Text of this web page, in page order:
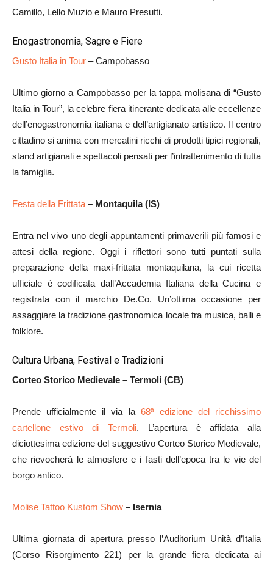
Camillo, Lello Muzio e Mauro Presutti.
Enogastronomia, Sagre e Fiere
Gusto Italia in Tour – Campobasso
Ultimo giorno a Campobasso per la tappa molisana di “Gusto
Italia in Tour”, la celebre fiera itinerante dedicata alle eccellenze
dell’enogastronomia italiana e dell’artigianato artistico. Il centro
cittadino si anima con mercatini ricchi di prodotti tipici regionali,
stand artigianali e spettacoli pensati per l’intrattenimento di tutta
la famiglia.
Festa della Frittata – Montaquila (IS)
Entra nel vivo uno degli appuntamenti primaverili più famosi e
attesi della regione. Oggi i riflettori sono tutti puntati sulla
preparazione della maxi-frittata montaquilana, la cui ricetta
ufficiale è codificata dall’Accademia Italiana della Cucina e
registrata con il marchio De.Co. Un’ottima occasione per
assaggiare la tradizione gastronomica locale tra musica, balli e
folklore.
Cultura Urbana, Festival e Tradizioni
Corteo Storico Medievale – Termoli (CB)
Prende ufficialmente il via la 68ª edizione del ricchissimo
cartellone estivo di Termoli. L’apertura è affidata alla
diciottesima edizione del suggestivo Corteo Storico Medievale,
che rievocherà le atmosfere e i fasti dell’epoca tra le vie del
borgo antico.
Molise Tattoo Kustom Show – Isernia
Ultima giornata di apertura presso l’Auditorium Unità d’Italia
(Corso Risorgimento 221) per la grande fiera dedicata ai